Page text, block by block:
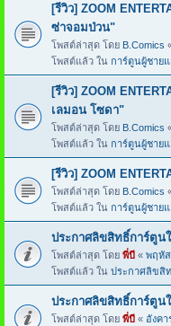
[รีวิว] ZOOM
ซ่าจอมป่วน"
โพสต์ล่าสุด โดย B.Comics
โพสต์แล้ว ใน การ์ตูนผู้ชาย
[รีวิว] ZOOM
เลมอน โซดา"
โพสต์ล่าสุด โดย B.Comics
โพสต์แล้ว ใน การ์ตูนผู้ชาย
[รีวิว] ZOOM
โพสต์ล่าสุด โดย B.Comics
โพสต์แล้ว ใน การ์ตูนผู้ชาย
ประกาศลิขสิทธิ์การ์ตูน
โพสต์ล่าสุด โดย พี่บี « พฤหัส
โพสต์แล้ว ใน ประกาศลิขสิ
ประกาศลิขสิทธิ์การ์ตูน
โพสต์ล่าสุด โดย พี่บี « อังคา